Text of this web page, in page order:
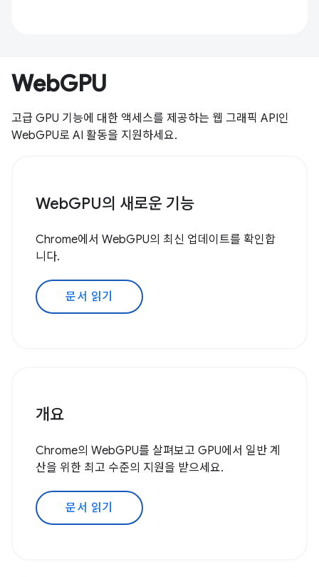
WebGPU
고급 GPU 기능에 대한 액세스를 제공하는 웹 그래픽 API인
WebGPU로 AI 활동을 지원하세요.
WebGPU의 새로운 기능
Chrome에서 WebGPU의 최신 업데이트를 확인합
니다.
문서 읽기
개요
Chrome의 WebGPU를 살펴보고 GPU에서 일반 계
산을 위한 최고 수준의 지원을 받으세요.
문서 읽기